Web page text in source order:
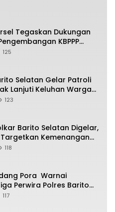
Tegaskan Dukungan
KBPPP
125
Selatan Gelar Patroli
Lanjuti Keluhan Warga
dan Remaja Nongkrong
123
Barito Selatan Digelar,
Kemenangan
Mendatang
118
Pora Warnai
Perwira Polres Barito
Masa Pensiun
117